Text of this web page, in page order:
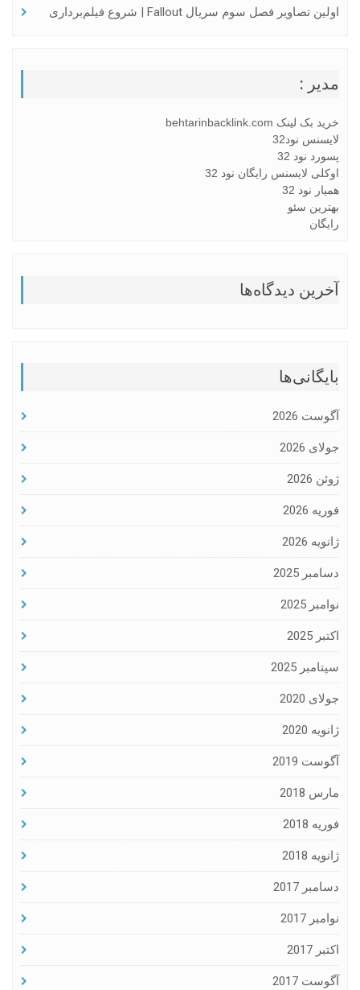
اولین تصاویر فصل سوم سریال Fallout | شروع فیلم‌برداری
مدیر :
خرید بک لینک behtarinbacklink.com
لایسنس نود32
پسورد نود 32
اوکلی لایسنس رایگان نود 32
همیار نود 32
بهترین سئو
رایگان
آخرین دیدگاه‌ها
بایگانی‌ها
آگوست 2026
جولای 2026
ژوئن 2026
فوریه 2026
ژانویه 2026
دسامبر 2025
نوامبر 2025
اکتبر 2025
سپتامبر 2025
جولای 2020
ژانویه 2020
آگوست 2019
مارس 2018
فوریه 2018
ژانویه 2018
دسامبر 2017
نوامبر 2017
اکتبر 2017
آگوست 2017